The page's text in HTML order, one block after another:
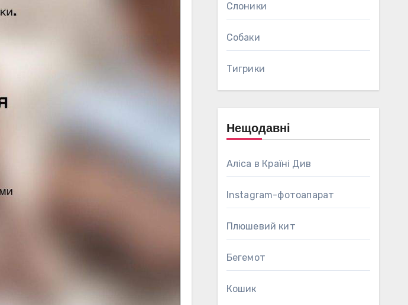
Слоники
Собаки
Тигрики
Нещодавні
Аліса в Країні Див
Instagram-фотоапарат
Плюшевий кит
Бегемот
Кошик